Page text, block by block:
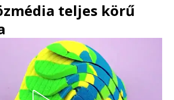
teljes körű